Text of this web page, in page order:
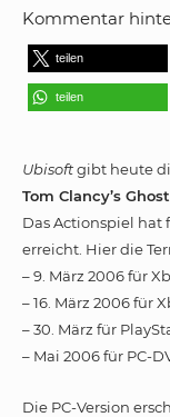
Kommentar
teilen
teilen
Ubisoftgibt heute
Tom Clancy’s
Das Actionspiel hat
erreicht. Hier die
– 9. März 2006 für
– 16. März 2006 für
– 30. März für
– Mai 2006 für PC-
Die PC-Version